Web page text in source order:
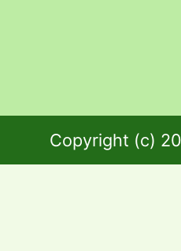
Copyright (c)